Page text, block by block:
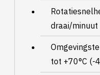
draai/minuut
tot +70°C (-